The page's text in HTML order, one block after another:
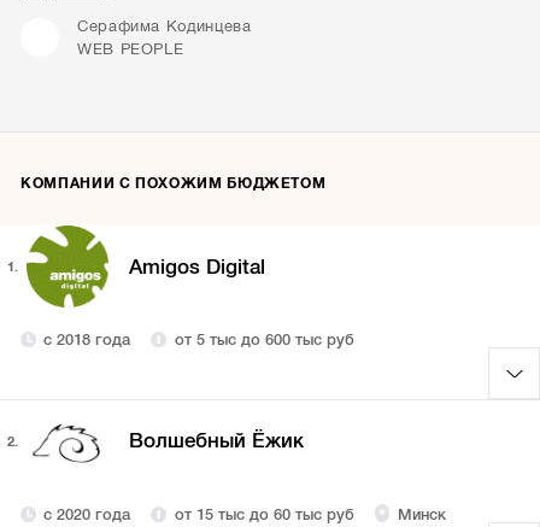
Серафима Кодинцева
WEB PEOPLE
КОМПАНИИ С ПОХОЖИМ БЮДЖЕТОМ
1. Amigos Digital
с 2018 года от 5 тыс до 600 тыс руб
2. Волшебный Ёжик
с 2020 года от 15 тыс до 60 тыс руб Минск